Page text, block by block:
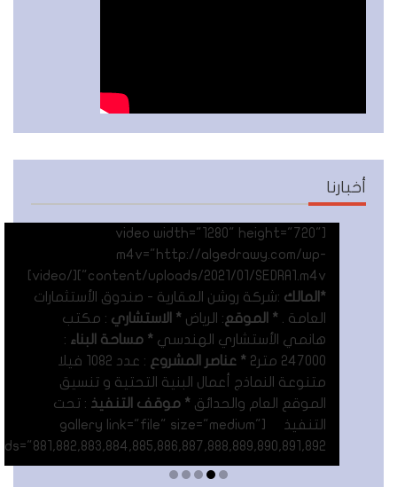
أخبارنا
[video width="1280" height="720"
m4v="http://algedrawy.com/wp-
content/uploads/2021/01/SEDRA1.m4v"][/video]
*المالك :شركة روشن العقارية - صندوق الأستثمارات
العامة . * الموقع: الرياض * الاستشاري : مكتب
هانمي الأستشاري الهندسي * مساحة البناء :
247000 متر٢
* عناصر المشروع
: عدد 1082 فيلا
متنوعة النماذج أعمال البنية التحتية و تنسيق
الموقع العام والحدائق * موقف التنفيذ : تحت
التنفيذ [gallery link="file" size="medium"
ids="881,882,883,884,885,886,887,888,889,890,891,892"]